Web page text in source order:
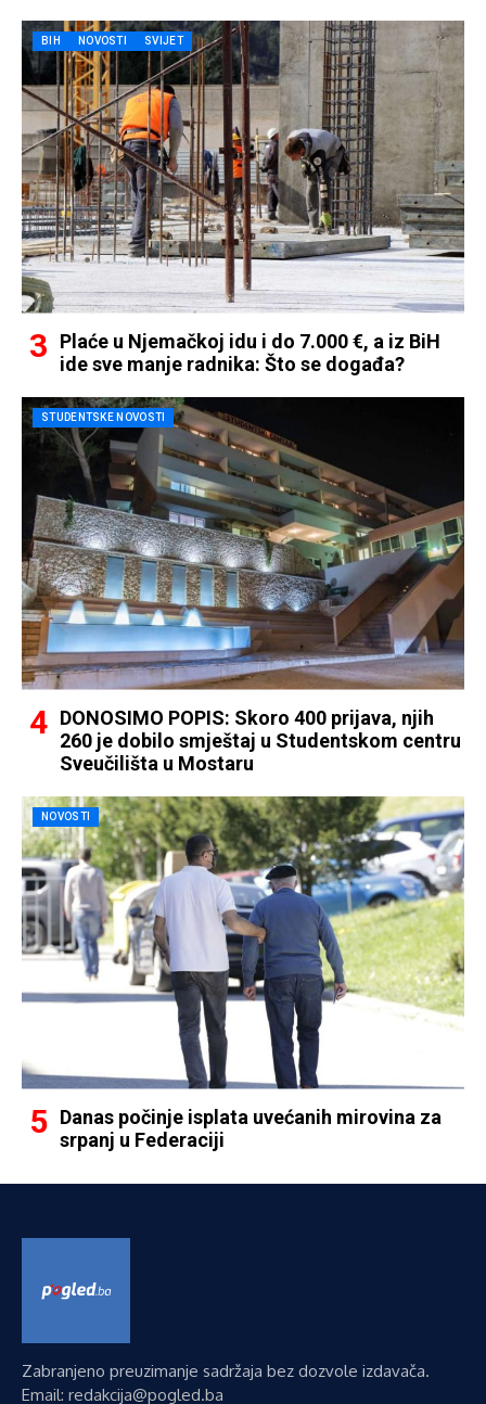
BIH NOVOSTI SVIJET
Plaće u Njemačkoj idu i do 7.000 €, a iz BiH
ide sve manje radnika: Što se događa?
STUDENTSKE NOVOSTI
DONOSIMO POPIS: Skoro 400 prijava, njih
260 je dobilo smještaj u Studentskom centru
Sveučilišta u Mostaru
NOVOSTI
Danas počinje isplata uvećanih mirovina za
srpanj u Federaciji
Zabranjeno preuzimanje sadržaja bez dozvole izdavača.
Email: redakcija@pogled.ba